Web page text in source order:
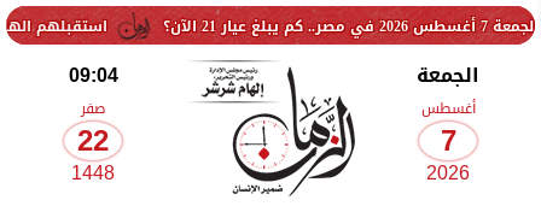
استقبلهم الهلال الأحمر المصري.. معبر
الجمعة
أغسطس
7
2026
09:04
صفر
22
1448